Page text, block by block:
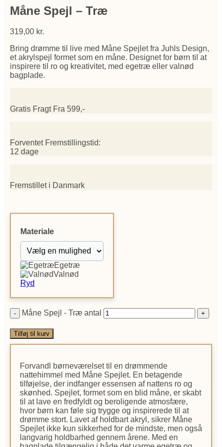
Måne Spejl – Træ
319,00 kr.
Bring drømme til live med Måne Spejlet fra Juhls Design,
et akrylspejl formet som en måne. Designet for børn til at
inspirere til ro og kreativitet, med egetræ eller valnød
bagplade.
Gratis Fragt Fra 599,-
Forventet Fremstillingstid:
12 dage
Fremstillet i Danmark
Materiale
Egetræ
Valnød
Ryd
Måne Spejl - Træ antal
Tilføj til kurv
Forvandl børneværelset til en drømmende
nattehimmel med Måne Spejlet. En betagende
tilføjelse, der indfanger essensen af nattens ro og
skønhed. Spejlet, formet som en blid måne, er skabt
til at lave en fredfyldt og beroligende atmosfære,
hvor børn kan føle sig trygge og inspirerede til at
drømme stort. Lavet af holdbart akryl, sikrer Måne
Spejlet ikke kun sikkerhed for de mindste, men også
langvarig holdbarhed gennem årene. Med en